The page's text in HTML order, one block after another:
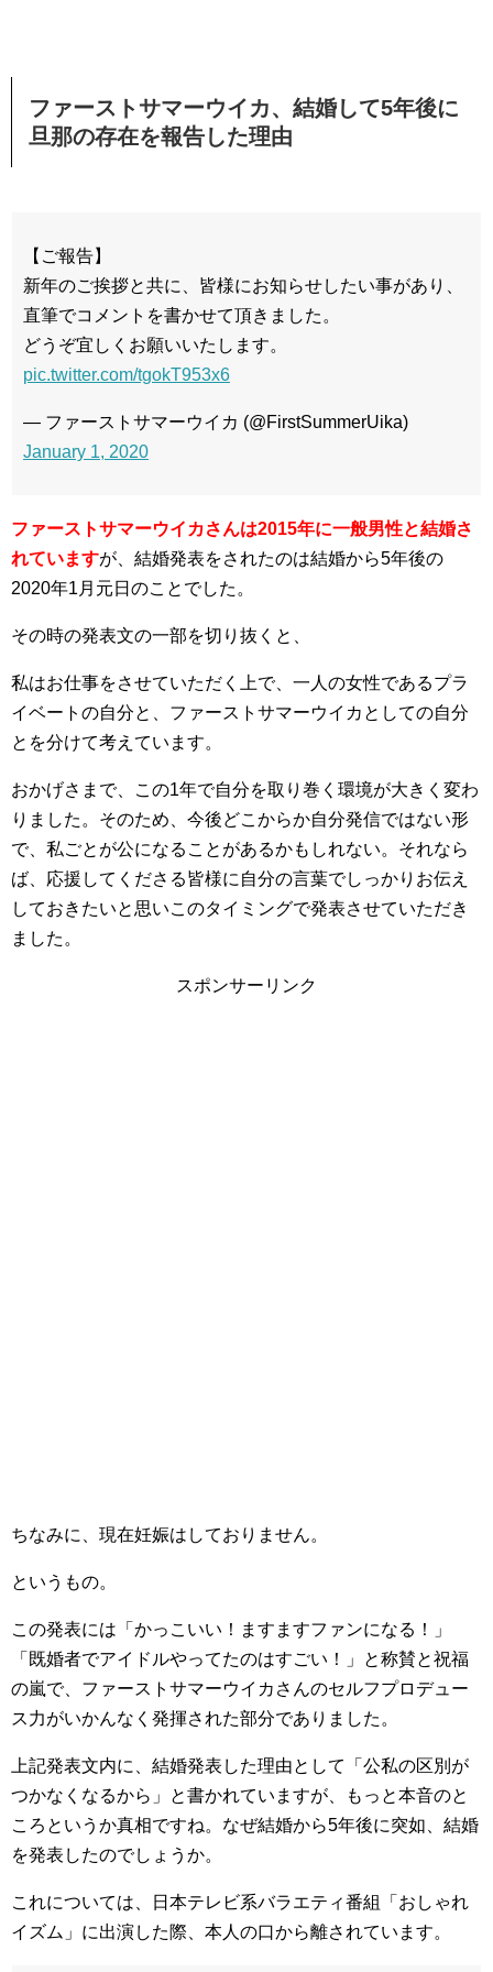
ファーストサマーウイカ、結婚して5年後に
旦那の存在を報告した理由
【ご報告】
新年のご挨拶と共に、皆様にお知らせしたい事があり、
直筆でコメントを書かせて頂きました。
どうぞ宜しくお願いいたします。
pic.twitter.com/tgokT953x6
— ファーストサマーウイカ (@FirstSummerUika)
January 1, 2020
ファーストサマーウイカさんは2015年に一般男性と結婚さ
れていますが、結婚発表をされたのは結婚から5年後の
2020年1月元日のことでした。
その時の発表文の一部を切り抜くと、
私はお仕事をさせていただく上で、一人の女性であるプラ
イベートの自分と、ファーストサマーウイカとしての自分
とを分けて考えています。
おかげさまで、この1年で自分を取り巻く環境が大きく変わ
りました。そのため、今後どこからか自分発信ではない形
で、私ごとが公になることがあるかもしれない。それなら
ば、応援してくださる皆様に自分の言葉でしっかりお伝え
しておきたいと思いこのタイミングで発表させていただき
ました。
スポンサーリンク
ちなみに、現在妊娠はしておりません。
というもの。
この発表には「かっこいい！ますますファンになる！」
「既婚者でアイドルやってたのはすごい！」と称賛と祝福
の嵐で、ファーストサマーウイカさんのセルフプロデュー
ス力がいかんなく発揮された部分でありました。
上記発表文内に、結婚発表した理由として「公私の区別が
つかなくなるから」と書かれていますが、もっと本音のと
ころというか真相ですね。なぜ結婚から5年後に突如、結婚
を発表したのでしょうか。
これについては、日本テレビ系バラエティ番組「おしゃれ
イズム」に出演した際、本人の口から離されています。